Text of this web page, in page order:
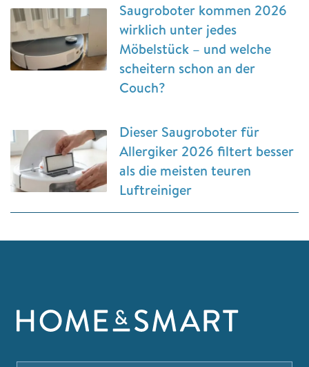
Saugroboter kommen 2026
wirklich unter jedes
Möbelstück – und welche
scheitern schon an der
Couch?
Dieser Saugroboter für
Allergiker 2026 filtert besser
als die meisten teuren
Luftreiniger